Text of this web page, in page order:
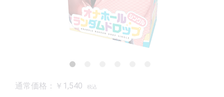
通常価格：￥1,540 税込